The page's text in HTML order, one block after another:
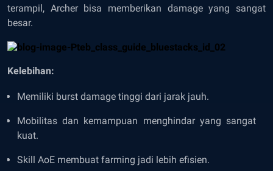
terampil, Archer bisa memberikan damage yang sangat
besar.
Kelebihan:
Memiliki burst damage tinggi dari jarak jauh.
Mobilitas dan kemampuan menghindar yang sangat
kuat.
Skill AoE membuat farming jadi lebih efisien.